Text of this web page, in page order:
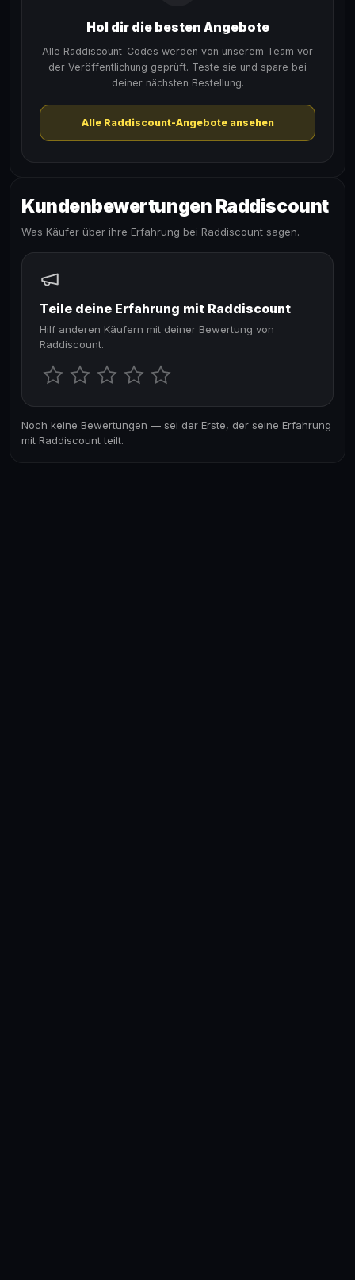
Hol dir die besten Angebote
Alle Raddiscount-Codes werden von unserem Team vor
der Veröffentlichung geprüft. Teste sie und spare bei
deiner nächsten Bestellung.
Alle Raddiscount-Angebote ansehen
Kundenbewertungen Raddiscount
Was Käufer über ihre Erfahrung bei Raddiscount sagen.
Teile deine Erfahrung mit Raddiscount
Hilf anderen Käufern mit deiner Bewertung von
Raddiscount.
Noch keine Bewertungen — sei der Erste, der seine Erfahrung
mit Raddiscount teilt.